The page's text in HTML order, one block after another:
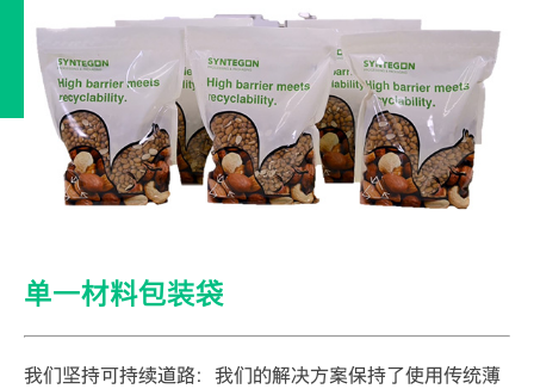
单一材料包装袋
我们坚持可持续道路：我们的解决方案保持了使用传统薄